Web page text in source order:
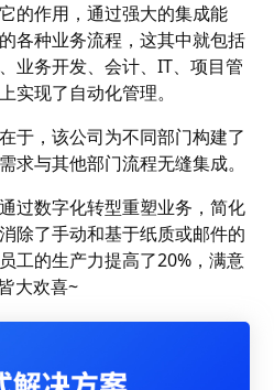
的作用，通过强大的集成能
各种业务流程，这其中就包括
业务开发、会计、IT、项目管
实现了自动化管理。
于，该公司为不同部门构建了
求与其他部门流程无缝集成。
过数字化转型重塑业务，简化
除了手动和基于纸质或邮件的
工的生产力提高了20%，满意
大欢喜~